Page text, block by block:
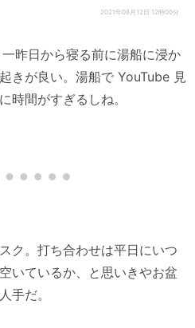
2021年08月12日 12時00分
昨日から寝る前に湯船に浸か
きが良い。湯船で YouTube 見
時間がすぎるしね。
ク。打ち合わせは平日にいつ
いているか、と思いきやお盆
手だ。